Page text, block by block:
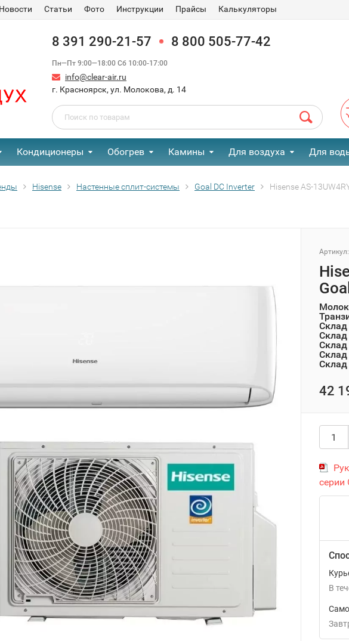
Новости Статьи Фото Инструкции Прайсы Калькуляторы
8 391 290-21-57 8 800 505-77-42
Пн—Пт 9:00—18:00 Сб 10:00-17:00
info@clear-air.ru
г. Красноярск, ул. Молокова, д. 14
Кондиционеры Обогрев Камины Для воздуха Для
Hisense Настенные сплит-системы Goal DC Inverter Hisense AS-
Артикул:
Склад
Склад
Склад
Склад
42
серии
В